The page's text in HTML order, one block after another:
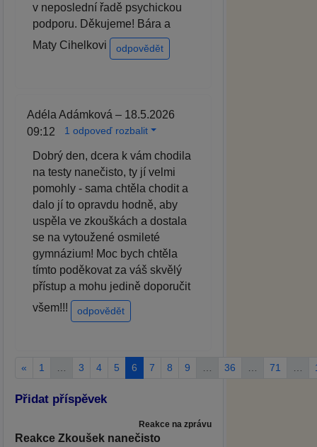
v neposlední řadě psychickou
podporu. Děkujeme! Bára a
Maty Cihelkovi
odpovědět
Adéla Adámková – 18.5.2026
09:12
1 odpoveď rozbalit
Dobrý den, dcera k vám chodila
na testy nanečisto, ty jí velmi
pomohly - sama chtěla chodit a
dalo jí to opravdu hodně, aby
uspěla ve zkouškách a dostala
se na vytoužené osmileté
gymnázium! Moc bych chtěla
tímto poděkovat za váš skvělý
přístup a mohu jedině doporučit
všem!!!
odpovědět
« 1 3 4 5 6 7 8 9 36 71
Přidat příspěvek
Reakce na zprávu
Reakce Zkoušek nanečisto